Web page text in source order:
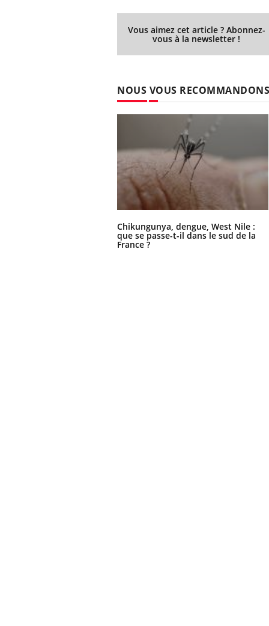
Vous aimez cet article ? Abonnez-
vous à la newsletter !
NOUS VOUS RECOMMANDONS
Chikungunya, dengue, West Nile :
que se passe-t-il dans le sud de la
France ?